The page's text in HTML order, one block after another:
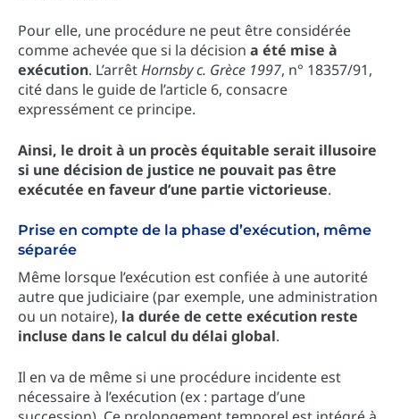
Pour elle, une procédure ne peut être considérée
comme achevée que si la décision a été mise à
exécution. L’arrêtHornsby c. Grèce 1997, n° 18357/91,
cité dans le guide de l’article 6, consacre
expressément ce principe.
Ainsi, le droit à un procès équitable serait illusoire
si une décision de justice ne pouvait pas être
exécutée en faveur d’une partie victorieuse.
Prise en compte de la phase d’exécution, même
séparée
Même lorsque l’exécution est confiée à une autorité
autre que judiciaire (par exemple, une administration
ou un notaire), la durée de cette exécution reste
incluse dans le calcul du délai global.
Il en va de même si une procédure incidente est
nécessaire à l’exécution (ex : partage d’une